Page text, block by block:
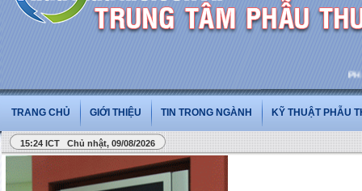
TRANG CHỦ GIỚI THIỆU TIN TRONG NGÀNH KỸ THUẬT PHẪU
15:24 ICT Chủ nhật, 09/08/2026